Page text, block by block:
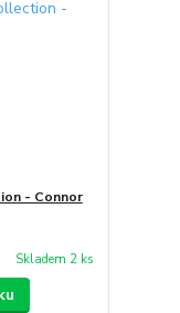
- Connor
Skladem 2 ks